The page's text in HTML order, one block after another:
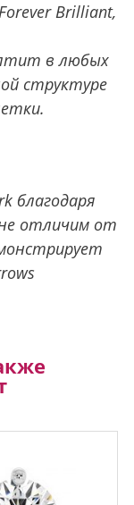
Brilliant,
в любых
структуре
благодаря
не отличим от